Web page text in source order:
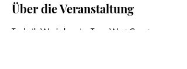
Über die Veranstaltung
Technik Workshop im Tanz West Coast